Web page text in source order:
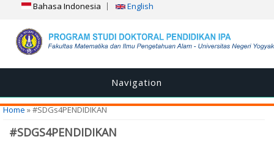
Bahasa Indonesia English
Navigation
You are here
Home» #SDGs4PENDIDIKAN
#SDGS4PENDIDIKAN